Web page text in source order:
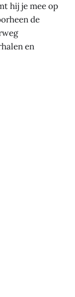
hij je mee op
de
en